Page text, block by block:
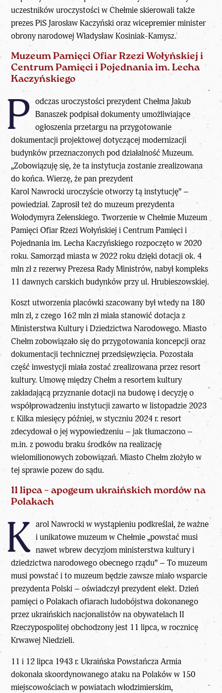
uczestników uroczystości w Chełmie skierowali także
prezes PiS Jarosław Kaczyński oraz wicepremier minister
obrony narodowej Władysław Kosiniak-Kamysz.
Muzeum Pamięci Ofiar Rzezi Wołyńskiej i
Centrum Pamięci i Pojednania im. Lecha
Kaczyńskiego
P odczas uroczystości prezydent Chełma Jakub
Banaszek podpisał dokumenty umożliwiające
ogłoszenia przetargu na przygotowanie
dokumentacji projektowej dotyczącej modernizacji
budynków przeznaczonych pod działalność Muzeum.
„Zobowiązuję się, że ta instytucja zostanie zrealizowana
do końca. Wierzę, że pan prezydent
Karol Nawrocki uroczyście otworzy tą instytucję” –
powiedział. Zaprosił też do muzeum prezydenta
Wołodymyra Zełenskiego. Tworzenie w Chełmie Muzeum
Pamięci Ofiar Rzezi Wołyńskiej i Centrum Pamięci i
Pojednania im. Lecha Kaczyńskiego rozpoczęto w 2020
roku. Samorząd miasta w 2022 roku dzięki dotacji ok. 4
mln zł z rezerwy Prezesa Rady Ministrów, nabył kompleks
11 dawnych carskich budynków przy ul. Hrubieszowskiej.
Koszt utworzenia placówki szacowany był wtedy na 180
mln zł, z czego 162 mln zł miała stanowić dotacja z
Ministerstwa Kultury i Dziedzictwa Narodowego. Miasto
Chełm zobowiązało się do przygotowania koncepcji oraz
dokumentacji technicznej przedsięwzięcia. Pozostała
część inwestycji miała zostać zrealizowana przez resort
kultury. Umowę między Chełm a resortem kultury
zakładającą przyznanie dotacji na budowę i decyzję o
współprowadzeniu instytucji zawarto w listopadzie 2023
r. Kilka miesięcy później, w styczniu 2024 r. resort
zdecydował o jej wypowiedzeniu – jak tłumaczono –
m.in. z powodu braku środków na realizację
wielomilionowych zobowiązań. Miasto Chełm złożyło w
tej sprawie pozew do sądu.
11 lipca – apogeum ukraińskich mordów na
Polakach
K arol Nawrocki w wystąpieniu podkreślał, że ważne
i unikatowe muzeum w Chełmie „powstać musi
nawet wbrew decyzjom ministerstwa kultury i
dziedzictwa narodowego obecnego rządu” – To muzeum
musi powstać i to muzeum będzie zawsze miało wsparcie
prezydenta Polski – oświadczył prezydent elekt. Dzień
pamięci o Polakach ofiarach ludobójstwa dokonanego
przez ukraińskich nacjonalistów na obywatelach II
Rzeczypospolitej obchodzony jest 11 lipca, w rocznicę
Krwawej Niedzieli.
11 i 12 lipca 1943 r. Ukraińska Powstańcza Armia
dokonała skoordynowanego ataku na Polaków w 150
miejscowościach w powiatach włodzimierskim,